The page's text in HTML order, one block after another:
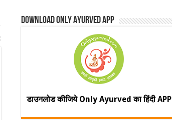
Download Only Ayurved App
डाउनलोड कीजिये Only Ayurved का हिंदी APP